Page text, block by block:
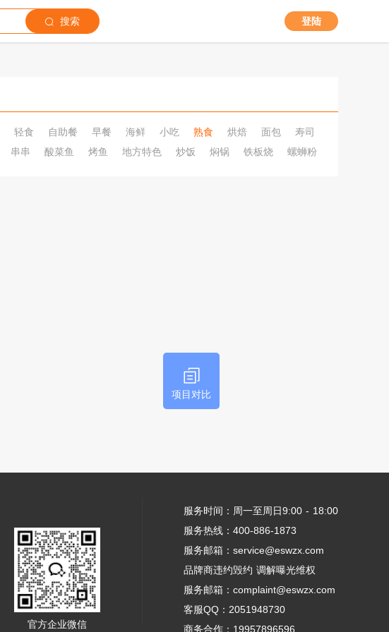
搜索 登陆
轻食 自助餐 早餐 海鲜 小吃 熟食 烘焙 面包
寿司
串串 酸菜鱼 烤鱼 地方特色 炒饭 焖锅 铁板烧 螺蛳粉
项目对比
官方企业微信
服务时间：周一至周日9:00 - 18:00
服务热线：400-886-1873
服务邮箱：service@eswzx.com
品牌商违约毁约 调解曝光维权
服务邮箱：complaint@eswzx.com
客服QQ：2051948730
商务合作：19957896596